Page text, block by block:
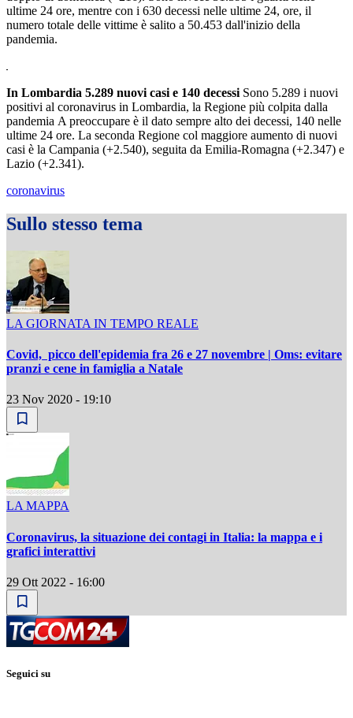
ultime 24 ore, mentre con i 630 decessi nelle ultime 24, ore, il
numero totale delle vittime è salito a 50.453 dall'inizio della
pandemia.
In Lombardia 5.289 nuovi casi e 140 decessi Sono 5.289 i nuovi
positivi al coronavirus in Lombardia, la Regione più colpita dalla
pandemia A preoccupare è il dato sempre alto dei decessi, 140 nelle
ultime 24 ore. La seconda Regione col maggiore aumento di nuovi
casi è la Campania (+2.540), seguita da Emilia-Romagna (+2.347) e
Lazio (+2.341).
coronavirus
Sullo stesso tema
LA GIORNATA IN TEMPO REALE
Covid, picco dell'epidemia fra 26 e 27 novembre | Oms: evitare
pranzi e cene in famiglia a Natale
23 Nov 2020 - 19:10
LA MAPPA
Coronavirus, la situazione dei contagi in Italia: la mappa e i
grafici interattivi
29 Ott 2022 - 16:00
Seguici su